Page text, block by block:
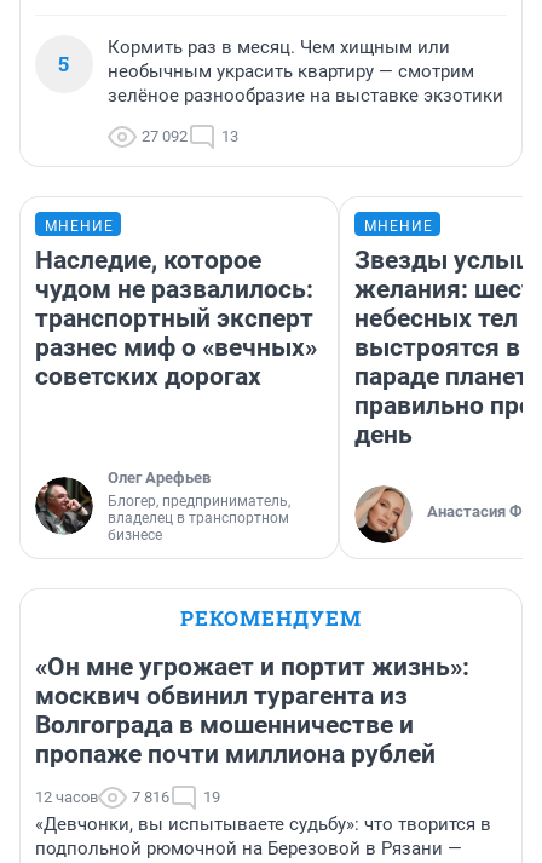
5
Кормить раз в месяц. Чем хищным или
необычным украсить квартиру — смотрим
зелёное разнообразие на выставке экзотики
27 092 13
МНЕНИЕ
Наследие, которое
чудом не развалилось:
транспортный эксперт
разнес миф о «вечных»
советских дорогах
Олег Арефьев
Блогер, предприниматель,
владелец в транспортном
бизнесе
МНЕНИЕ
Звезды
желания:
небесных тел
выстроятся в
параде планет
правильно
день
Анастасия
РЕКОМЕНДУЕМ
«Он мне угрожает и портит жизнь»:
москвич обвинил турагента из
Волгограда в мошенничестве и
пропаже почти миллиона рублей
12 часов 7 816 19
«Девчонки, вы испытываете судьбу»: что творится в
подпольной рюмочной на Березовой в Рязани —